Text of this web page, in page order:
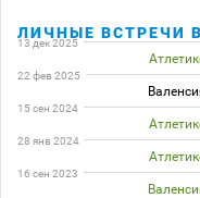
ЛИЧНЫЕ ВСТРЕЧИ
13 дек 2025
22 фев 2025
15 сен 2024
28 янв 2024
16 сен 2023